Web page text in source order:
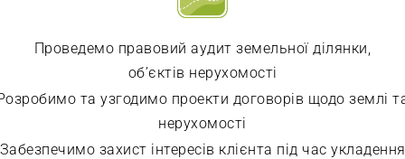
Проведемо правовий аудит земельної ділянки,
об’єктів нерухомості
та узгодимо проекти договорів щодо землі
нерухомості
Забезпечимо захист інтересів клієнта під час укладення